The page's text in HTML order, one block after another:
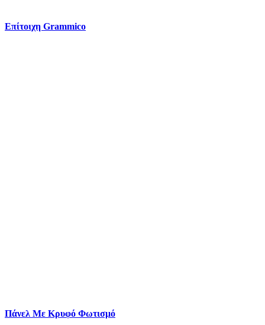
Επίτοιχη Grammico
Πάνελ Με Κρυφό Φωτισμό